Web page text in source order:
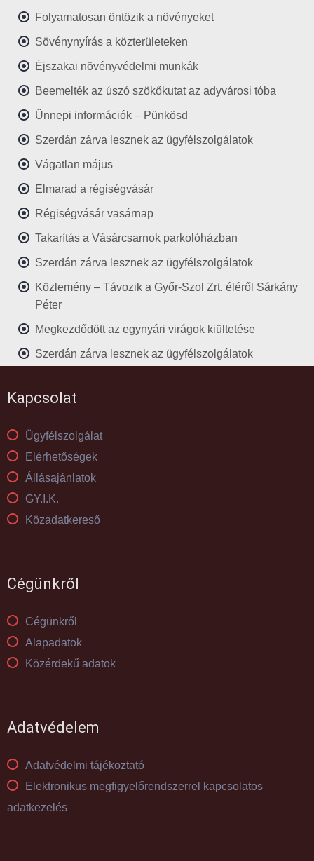
Folyamatosan öntözik a növényeket
Sövénynyírás a közterületeken
Éjszakai növényvédelmi munkák
Beemelték az úszó szökőkutat az adyvárosi tóba
Ünnepi információk – Pünkösd
Szerdán zárva lesznek az ügyfélszolgálatok
Vágatlan május
Elmarad a régiségvásár
Régiségvásár vasárnap
Takarítás a Vásárcsarnok parkolóházban
Szerdán zárva lesznek az ügyfélszolgálatok
Közlemény – Távozik a Győr-Szol Zrt. éléről Sárkány
Péter
Megkezdődött az egynyári virágok kiültetése
Szerdán zárva lesznek az ügyfélszolgálatok
Kapcsolat
Ügyfélszolgálat
Elérhetőségek
Állásajánlatok
GY.I.K.
Közadatkereső
Cégünkről
Cégünkről
Alapadatok
Közérdekű adatok
Adatvédelem
Adatvédelmi tájékoztató
Elektronikus megfigyelőrendszerrel kapcsolatos
adatkezelés